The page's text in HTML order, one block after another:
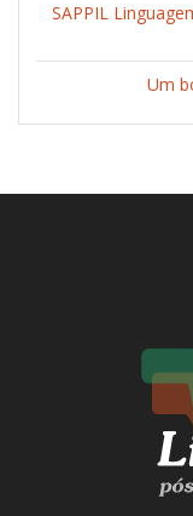
SAPPIL
Um